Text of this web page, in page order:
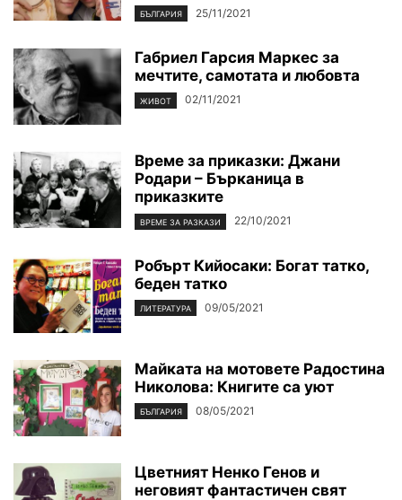
БЪЛГАРИЯ 25/11/2021
Габриел Гарсия Маркес за
мечтите, самотата и любовта
ЖИВОТ 02/11/2021
Време за приказки: Джани
Родари – Бърканица в
приказките
ВРЕМЕ ЗА РАЗКАЗИ 22/10/2021
Робърт Кийосаки: Богат татко,
беден татко
ЛИТЕРАТУРА 09/05/2021
Майката на мотовете Радостина
Николова: Книгите са уют
БЪЛГАРИЯ 08/05/2021
Цветният Ненко Генов и
неговият фантастичен свят